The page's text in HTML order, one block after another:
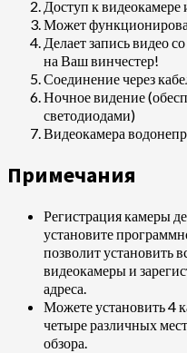
Доступ к
Может
Делает запись видео
на Ваш винчестер!
Соединение через
Ночное видение
светодиодами)
Видеокамера
Примечания
Регистрация камеры
установите
позволит установить
видеокамеры и
адреса.
Можете установить 4
четыре различных
обзора.